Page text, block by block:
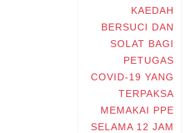
KAEDAH
BERSUCI DAN
SOLAT BAGI
PETUGAS
COVID-19 YANG
TERPAKSA
MEMAKAI PPE
SELAMA 12 JAM